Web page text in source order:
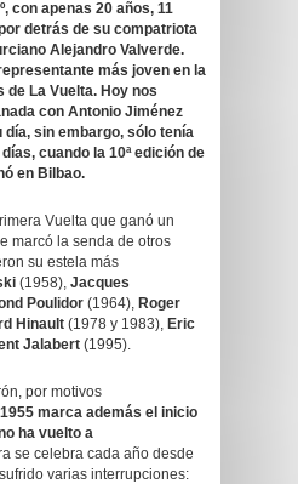
con apenas 20 años, 11
detrás de su compatriota
Alejandro Valverde.
más joven en la
de La Vuelta. Hoy nos
con Antonio Jiménez
día, sin embargo, sólo tenía
cuando la 10ª edición de
en Bilbao.
Vuelta que ganó un
marcó la senda de otros
su estela más
(1958), Jacques
Poulidor (1964), Roger
Hinault (1978 y 1983), Eric
Jalabert (1995).
por motivos
marca además el inicio
ha vuelto a
se celebra cada año desde
varias interrupciones: